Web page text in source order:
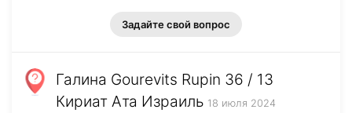
Задайте свой вопрос
Галина Gourevits Rupin 36 / 13
Кириат Ата Израиль 18 июля 2024